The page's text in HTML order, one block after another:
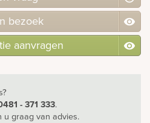
bezoek
aanvragen
- 371 333.
u graag van advies.